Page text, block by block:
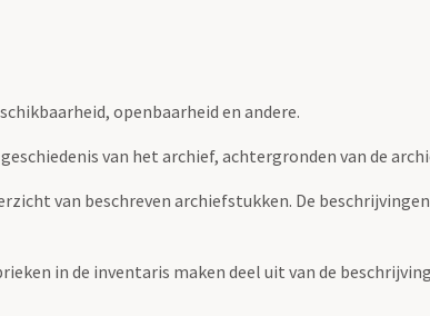
openbaarheid en andere.
van het archief, achtergronden van de
van beschreven archiefstukken. De
in de inventaris maken deel uit van de